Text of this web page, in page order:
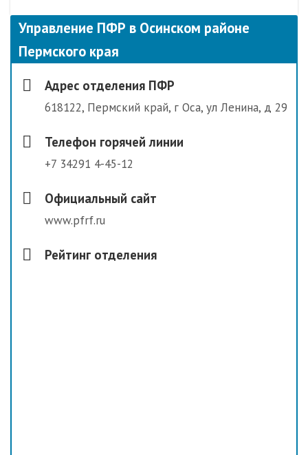
Управление ПФР в Осинском районе
Пермского края
Адрес отделения ПФР
618122, Пермский край, г Оса, ул Ленина, д 29
Телефон горячей линии
+7 34291 4-45-12
Официальный сайт
www.pfrf.ru
Рейтинг отделения